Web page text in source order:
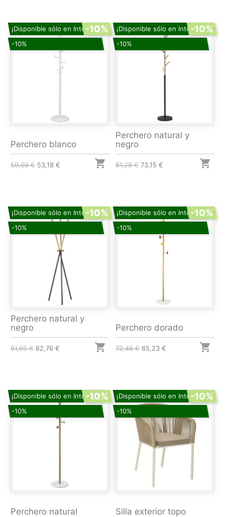
¡Disponible sólo en Internet!
-10%
-10%
Perchero blanco
59,09 € 53,18 € 
¡Disponible sólo en Internet!
-10%
-10%
Perchero natural y
negro
81,28 € 73,15 € 
¡Disponible sólo en Internet!
-10%
-10%
Perchero natural y
negro
91,95 € 82,76 € 
¡Disponible sólo en Internet!
-10%
-10%
Perchero dorado
72,48 € 65,23 € 
¡Disponible sólo en Internet!
-10%
-10%
Perchero natural
¡Disponible sólo en Internet!
-10%
-10%
Silla exterior topo